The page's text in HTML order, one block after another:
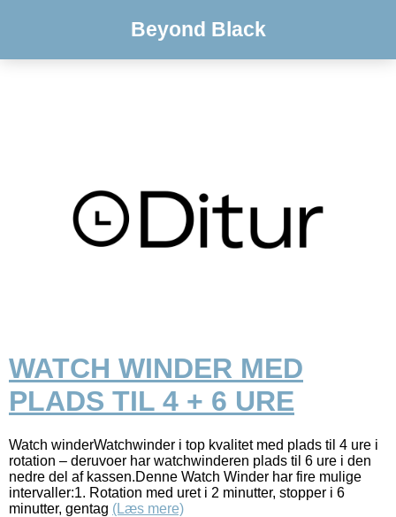
Beyond Black
WATCH WINDER MED
PLADS TIL 4 + 6 URE
Watch winderWatchwinder i top kvalitet med plads til 4 ure i
rotation – deruvoer har watchwinderen plads til 6 ure i den
nedre del af kassen.Denne Watch Winder har fire mulige
intervaller:1. Rotation med uret i 2 minutter, stopper i 6
minutter, gentag (Læs mere)